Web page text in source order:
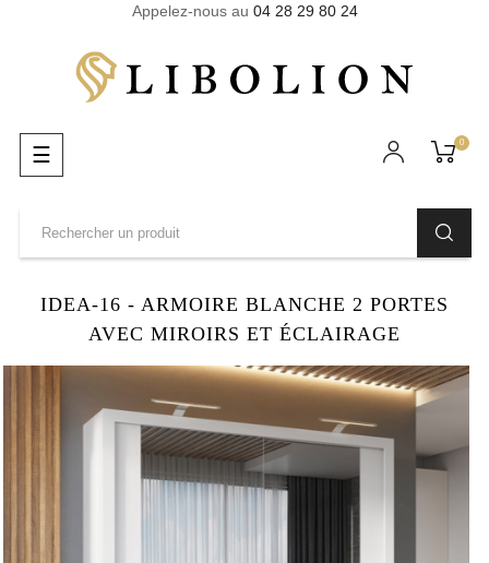
Appelez-nous au 04 28 29 80 24
0
Basculer
la
☰
IDEA-16 - ARMOIRE BLANCHE 2 PORTES
AVEC MIROIRS ET ÉCLAIRAGE